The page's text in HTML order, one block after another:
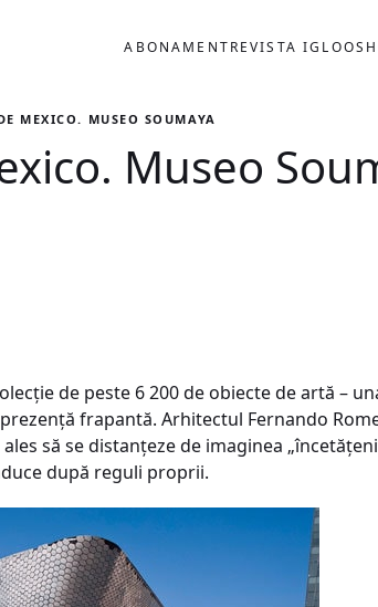
ABONAMENTREVISTA IGLOO
MEXICO. MUSEO SOUMAYA
Museo
de peste 6 200 de obiecte de artă –
frapantă. Arhitectul Fernando
să se distanţeze de imaginea
după reguli proprii.